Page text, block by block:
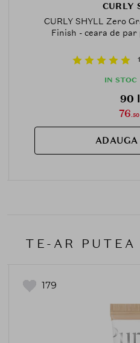
CURLY
CURLY SHYLL Zero
Finish - ceara de
IN STOC
90
76.50
TE-AR PUTEA
179